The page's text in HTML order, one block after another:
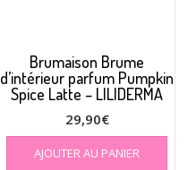
Brumaison Brume
d’intérieur parfum Pumpkin
Spice Latte – LILIDERMA
29,90€
AJOUTER AU PANIER